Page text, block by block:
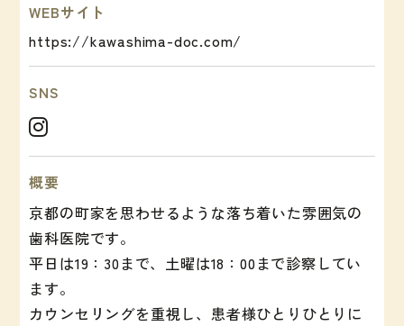
WEBサイト
https://kawashima-doc.com/
SNS
概要
京都の町家を思わせるような落ち着いた雰囲気の
歯科医院です。
平日は19：30まで、土曜は18：00まで診察してい
ます。
カウンセリングを重視し、患者様ひとりひとりに